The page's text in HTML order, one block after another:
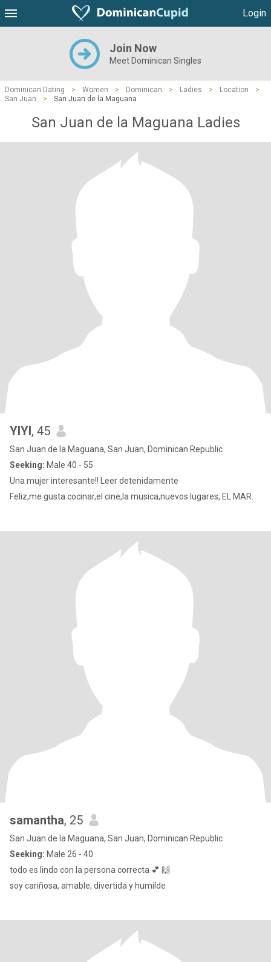
Login
Join Now
Meet Dominican Singles
Dominican Dating > Women > Dominican > Ladies > Location
>
San Juan
> San Juan de la Maguana
San Juan de la Maguana Ladies
YIYI, 45
San Juan de la Maguana, San Juan, Dominican Republic
Seeking: Male 40 - 55
Una mujer interesante!! Leer detenidamente
Feliz,me gusta cocinar,el cine,la musica,nuevos lugares, EL MAR.
samantha, 25
San Juan de la Maguana, San Juan, Dominican Republic
Seeking: Male 26 - 40
todo es lindo con la persona correcta 💕 🙌
soy cariñosa, amable, divertida y humilde